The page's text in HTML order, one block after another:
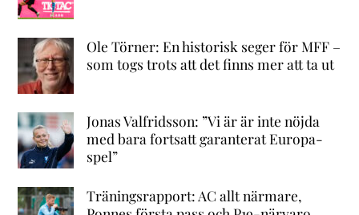
Ole Törner: En historisk seger för MFF –
som togs trots att det finns mer att ta ut
Jonas Valfridsson: ”Vi är är inte nöjda
med bara fortsatt garanterat Europa-
spel”
Träningsrapport: AC allt närmare,